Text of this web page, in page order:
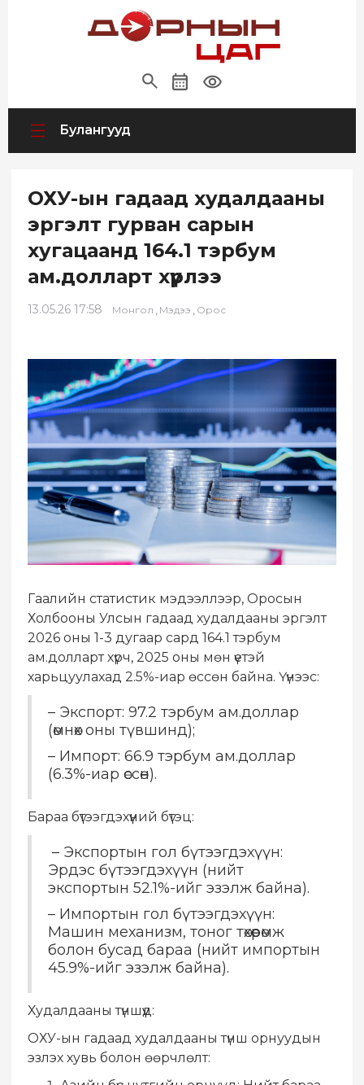
Булангууд
ОХУ-ын гадаад худалдааны
эргэлт гурван сарын
хугацаанд 164.1 тэрбум
ам.долларт хүрлээ
13.05.26 17:58 Монгол , Мэдээ , Орос
Гаалийн статистик мэдээллээр, Оросын
Холбооны Улсын гадаад худалдааны эргэлт
2026 оны 1-3 дугаар сард 164.1 тэрбум
ам.долларт хүрч, 2025 оны мөн үетэй
харьцуулахад 2.5%-иар өссөн байна. Үүнээс:
– Экспорт: 97.2 тэрбум ам.доллар
(өмнөх оны түвшинд);
– Импорт: 66.9 тэрбум ам.доллар
(6.3%-иар өссөн).
Бараа бүтээгдэхүүний бүтэц:
– Экспортын гол бүтээгдэхүүн:
Эрдэс бүтээгдэхүүн (нийт
экспортын 52.1%-ийг эзэлж байна).
– Импортын гол бүтээгдэхүүн:
Машин механизм, тоног төхөөрөмж
болон бусад бараа (нийт импортын
45.9%-ийг эзэлж байна).
Худалдааны түншүүд:
ОХУ-ын гадаад худалдааны түнш орнуудын
эзлэх хувь болон өөрчлөлт: